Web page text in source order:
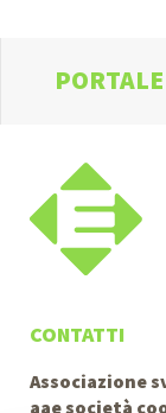
CONTATTI
Associazione
aae società